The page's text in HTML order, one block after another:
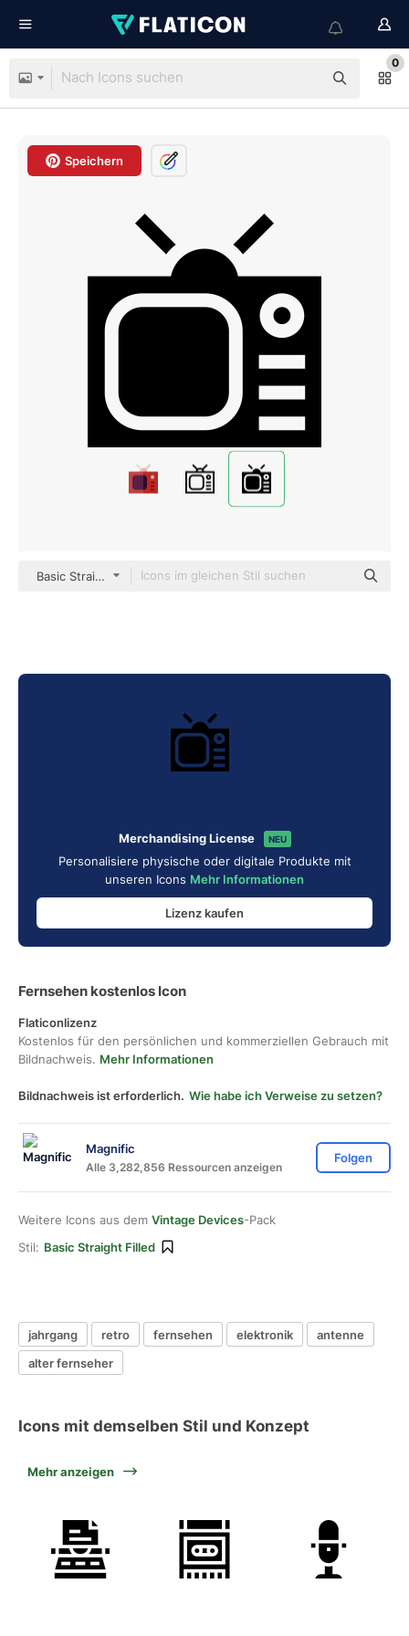
0
Speichern
Basic Straight Filled
Merchandising License NEU
Personalisiere physische oder digitale Produkte mit
unseren Icons Mehr Informationen
Lizenz kaufen
Fernsehen kostenlos Icon
Flaticonlizenz
Kostenlos für den persönlichen und kommerziellen Gebrauch mit
Bildnachweis. Mehr Informationen
Bildnachweis ist erforderlich. Wie habe ich Verweise zu setzen?
Magnific
Alle 3,282,856 Ressourcen anzeigen
Folgen
Weitere Icons aus dem Vintage Devices-Pack
Stil: Basic Straight Filled
jahrgang retro fernsehen elektronik
antenne
alter fernseher
Icons mit demselben Stil und Konzept
Mehr anzeigen